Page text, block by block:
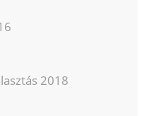
2018